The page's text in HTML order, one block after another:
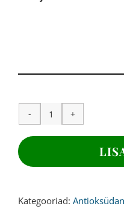
ASTELPAJU
mg,180kapslit
Kategooriad: